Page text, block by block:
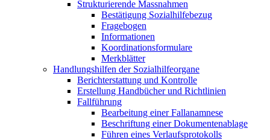
Strukturierende Massnahmen
Bestätigung Sozialhilfebezug
Fragebogen
Informationen
Koordinationsformulare
Merkblätter
Handlungshilfen der Sozialhilfeorgane
Berichterstattung und Kontrolle
Erstellung Handbücher und Richtlinien
Fallführung
Bearbeitung einer Fallanamnese
Beschriftung einer Dokumentenablage
Führen eines Verlaufsprotokolls